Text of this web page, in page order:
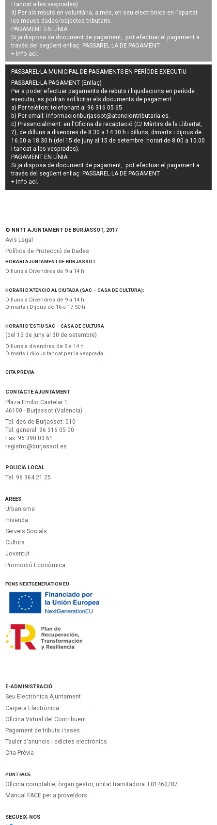
i tancat a les vesprades).
d) Per als rebuts en voluntària, a més, en seu electrònica en l'apartat
les meues dades/objectes tributaris.
PAGAMENT EN LÍNIA:
Si ja disposa de document de pagament, pot efectuar el pagament a
través del següent enllaç: PASSAREL·LA DE PAGAMENT
+ Info ací.
PASSAREL·LA MUNICIPAL DE PAGAMENTS EN PERÍODE EXECUTIU
PASSAREL·LA PAGAMENT (Enllaç)
Per a poder efectuar pagaments derebuts i liquidacions en període
executiu, es podran sol·licitar els documents de pagament:
a) Per telèfon: telefonant al 96 316 05 65.
b) Per email:informacionburjassot@atenciontributaria.es.
c) Presencialment: en l'Oficina de recaptació (C/ Màrtirs de la Llibertat,
7), de dilluns a divendres de 8.30 a 14.30 h i dilluns, dimarts i dijous de
16.00 a 18.30 h (del 15 de juny al 15 de setembre: horari de 8.00 a 15.00
i tancat a les vesprades).
PAGAMENT EN LÍNIA:
Si ja disposa de document de pagament, pot efectuar el pagament a
través del següent enllaç: PASSAREL·LA DE PAGAMENT
+ Info ací.
© NNTT AJUNTAMENT DE BURJASSOT, 2017
Avís Legal
Política de Protecció de Dades
HORARI AJUNTAMENT DE BURJASSOT:
Dilluns a Divendres de 9 a 14 h
HORARI D’ATENCIÓ AL CIUTADÀ (SAC – CASA DE CULTURA):
Dilluns a Divendres de 9 a 14 h
Dimarts i Dijous de 16 a 17:50 h
HORARI D’ESTIU SAC – CASA DE CULTURA
(del 15 de juny al 30 de setembre)
Dilluns a divendres de 9 a 14 h
Dimarts i dijous tancat per la vesprada
CITA PRÈVIA
CONTACTE AJUNTAMENT
Plaza Emilio Castelar 1
46100 · Burjassot (València)
Tel. des de Burjassot: 010
Tel. general: 96 316 05 00
Fax. 96 390 03 61
registro@burjassot.es
POLICIA LOCAL
Tel. 96 364 21 25
ÀREES
Urbanisme
Hisenda
Serveis Socials
Cultura
Joventut
Promoció Econòmica
FONS NEXTGENERATION EU
E-ADMINISTRACIÓ
Seu Electrònica Ajuntament
Carpeta Electrònica
Oficina Virtual del Contribuent
Pagament de tributs i tases
Tauler d'anuncis i edictes electrònics
Cita Prèvia
PUNTFACE
Oficina comptable, òrgan gestor, unitat tramitadora: L01460787
Manual FACE per a proveïdors
SEGUEIX-NOS